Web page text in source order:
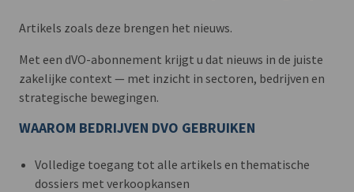
Artikels zoals deze brengen het nieuws.
Met een dVO-abonnement krijgt u dat nieuws in de juiste
zakelijke context — met inzicht in sectoren, bedrijven en
strategische bewegingen.
WAAROM BEDRIJVEN DVO GEBRUIKEN
Volledige toegang tot alle artikels en thematische
dossiers met verkoopkansen